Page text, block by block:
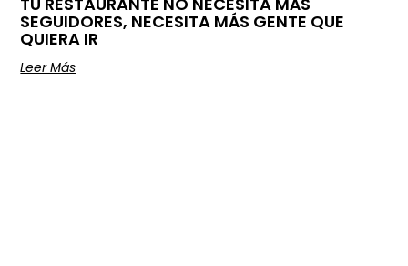
SEGUIDORES, NECESITA MÁS GENTE QUE
QUIERA IR
Leer Más